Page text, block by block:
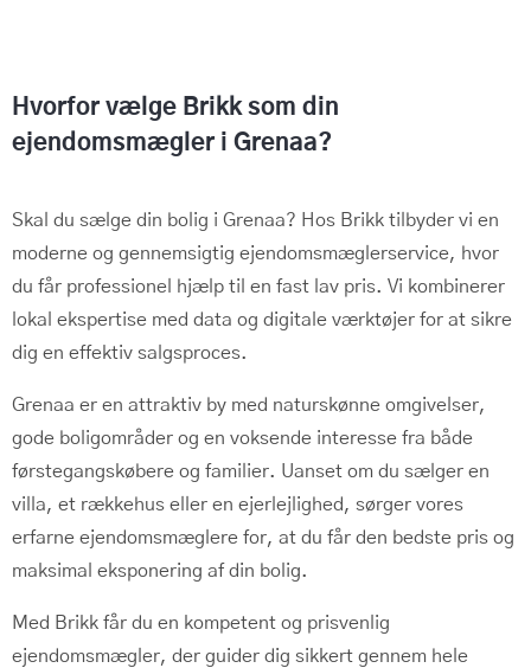
Hvorfor vælge Brikk som din
ejendomsmægler i Grenaa?
Skal du sælge din bolig i Grenaa? Hos Brikk tilbyder vi en
moderne og gennemsigtig ejendomsmæglerservice, hvor
du får professionel hjælp til en fast lav pris. Vi kombinerer
lokal ekspertise med data og digitale værktøjer for at sikre
dig en effektiv salgsproces.
Grenaa er en attraktiv by med naturskønne omgivelser,
gode boligområder og en voksende interesse fra både
førstegangskøbere og familier. Uanset om du sælger en
villa, et rækkehus eller en ejerlejlighed, sørger vores
erfarne ejendomsmæglere for, at du får den bedste pris og
maksimal eksponering af din bolig.
Med Brikk får du en kompetent og prisvenlig
ejendomsmægler, der guider dig sikkert gennem hele